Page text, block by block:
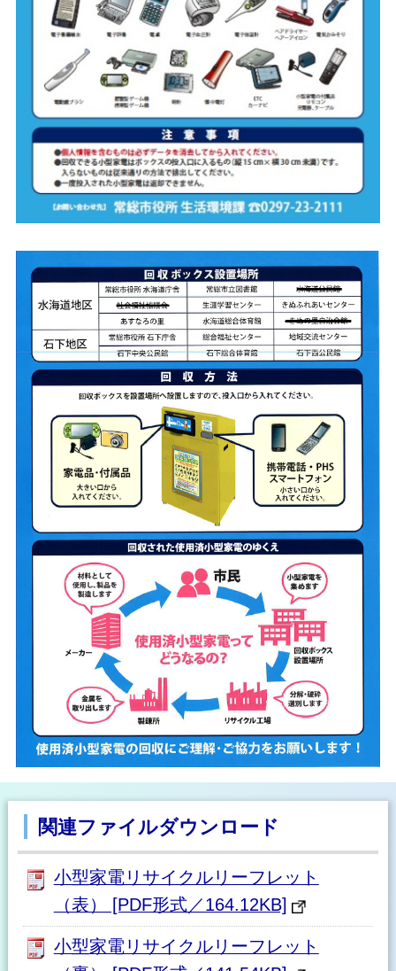
関連ファイルダウンロード
小型家電リサイクルリーフレット
（表） [PDF形式／164.12KB]
小型家電リサイクルリーフレット